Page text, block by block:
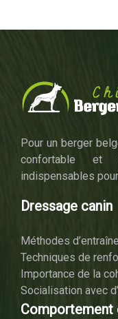
Pour un berger
confortable et
indispensables
Dressage canin
Méthodes
Techniques de
Importance de la
Socialisation avec
Comportement